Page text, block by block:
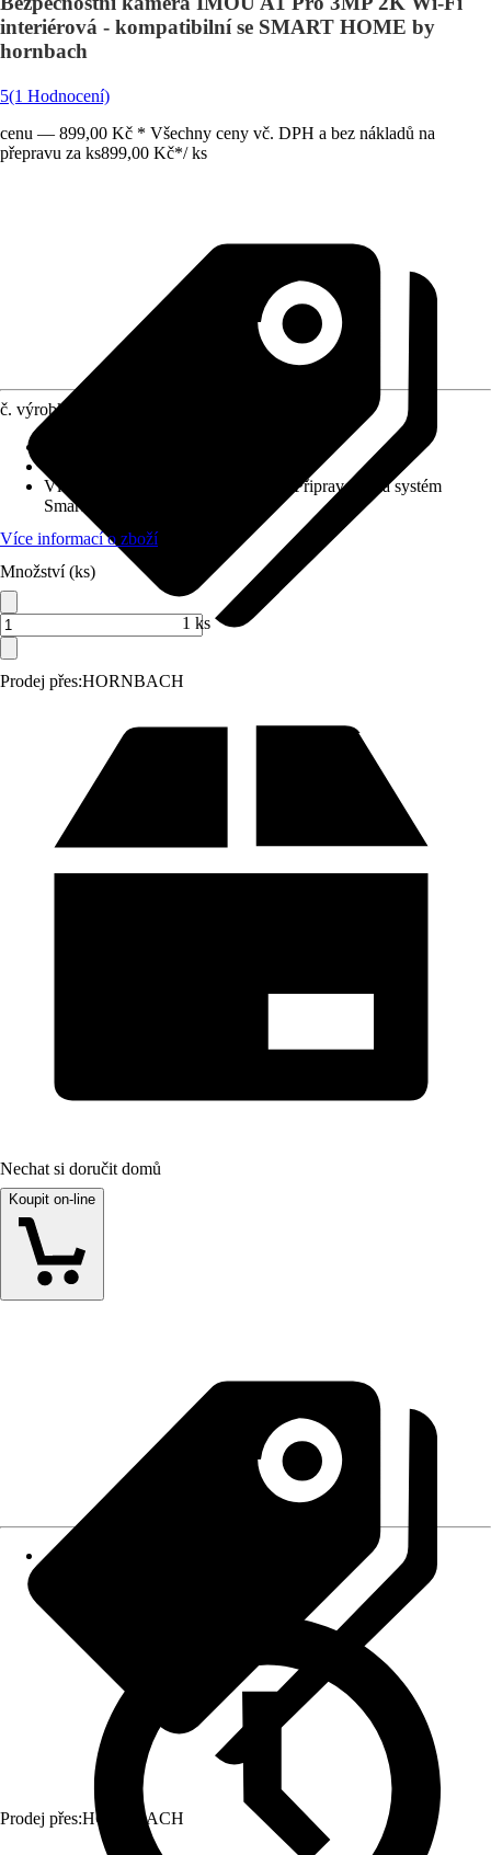
interiérová - kompatibilní se SMART HOME by
hornbach
5(1 Hodnocení)
cenu — 899,00 Kč * Všechny ceny vč. DPH a bez nákladů na
přepravu za ks899,00 Kč*/ ks
Prodej přes:HORNBACH
č. výrobku
Vlastnosti
Bezdrátová technologie, Připraveno na systém
SmartHome
Více informací o zboží
Množství (ks)
1 ks
Nechat si doručit domů
Koupit on-line
Prodej přes:HORNBACH